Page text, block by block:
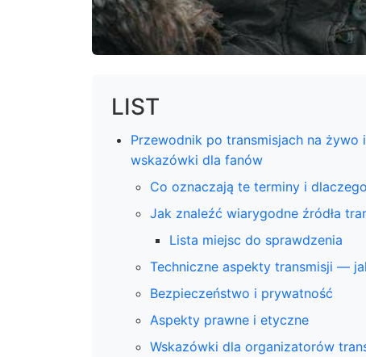
LIST
Przewodnik po transmisjach na
wskazówki dla fanów
Co oznaczają te terminy i
Jak znaleźć wiarygodne źródła
Lista miejsc do sprawdzenia
Techniczne aspekty transmisji —
Bezpieczeństwo i prywatność
Aspekty prawne i etyczne
Wskazówki dla organizatorów